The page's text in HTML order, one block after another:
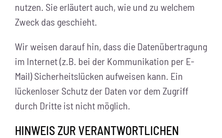
nutzen. Sie erläutert auch, wie und zu welchem
Zweck das geschieht.
Wir weisen darauf hin, dass die Datenübertragung
im Internet (z.B. bei der Kommunikation per E-
Mail) Sicherheitslücken aufweisen kann. Ein
lückenloser Schutz der Daten vor dem Zugriff
durch Dritte ist nicht möglich.
HINWEIS ZUR VERANTWORTLICHEN